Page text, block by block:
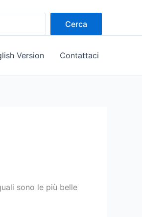
Cerca
Version Contattaci
sono le più belle